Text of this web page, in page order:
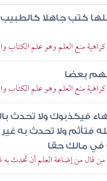
كتب جاهلا
منع العلم وهو علم الكتاب
بعضا
منع العلم وهو علم الكتاب
فيكذبوك ولا تحدث
فتأثم ولا تحدث به
في مالك حقا
قال من إضاعة العلم أن تحدث به